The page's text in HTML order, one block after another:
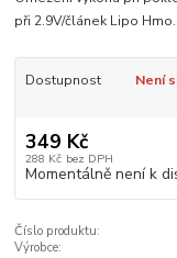
při 2.9V/článek Lipo
Dostupnost Není
349 Kč
288 Kč bez DPH
Momentálně není k
Číslo produktu:
Výrobce: